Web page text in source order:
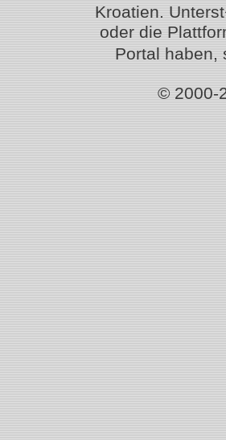
Kroatien.
oder die
Portal haben,
© 2000-